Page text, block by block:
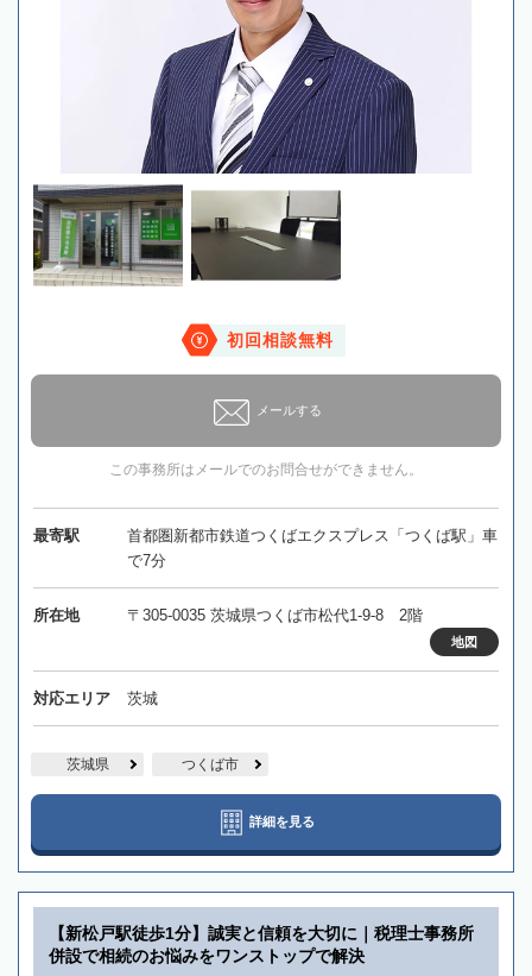
初回相談無料
メールする
この事務所はメールでのお問合せができません。
最寄駅
首都圏新都市鉄道つくばエクスプレス「つくば駅」車
で7分
所在地 〒305-0035 茨城県つくば市松代1-9-8 2階
地図
対応エリア 茨城
茨城県 つくば市
詳細を見る
【新松戸駅徒歩1分】誠実と信頼を大切に｜税理士事務所
併設で相続のお悩みをワンストップで解決